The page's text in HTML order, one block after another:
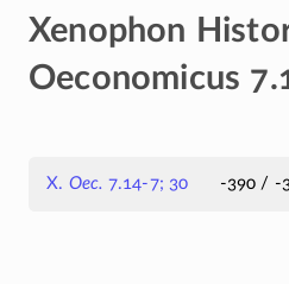
Xenophon
Oeconomicus
X. Oec. 7.14-7; 30 -390 / -